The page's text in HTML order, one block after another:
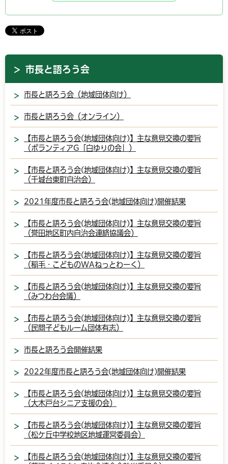
市長と語ろう会
市長と語ろう会（地域団体向け）
市長と語ろう会（オンライン）
【市長と語ろう会(地域団体向け)】主な意見交換の要旨
（ボランティアG「白ゆりの会」）
【市長と語ろう会(地域団体向け)】主な意見交換の要旨
（千城台東町自治会）
2021年度市長と語ろう会(地域団体向け)開催結果
【市長と語ろう会(地域団体向け)】主な意見交換の要旨
（誉田地区町内自治会連絡協議会）
【市長と語ろう会(地域団体向け)】主な意見交換の要旨
（稲毛・こどものWAねっとわーく）
【市長と語ろう会(地域団体向け)】主な意見交換の要旨
（みつわ台会議）
【市長と語ろう会(地域団体向け)】主な意見交換の要旨
（民間子どもルーム団体有志）
市長と語ろう会開催結果
2022年度市長と語ろう会(地域団体向け)開催結果
【市長と語ろう会(地域団体向け)】主な意見交換の要旨
（大木戸台シニア支援の会）
【市長と語ろう会(地域団体向け)】主な意見交換の要旨
（松ケ丘中学校地区地域運営委員会）
【市長と語ろう会(地域団体向け)】主な意見交換の要旨